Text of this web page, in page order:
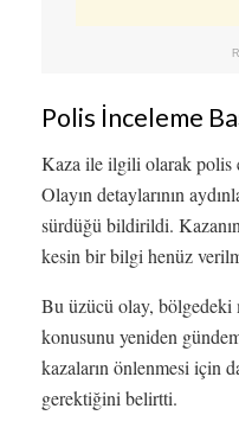
Polis İnceleme
Kaza ile ilgili olarak polis
Olayın detaylarının
sürdüğü bildirildi.
kesin bir bilgi henüz
Bu üzücü olay,
konusunu yeniden
kazaların önlenmesi için
gerektiğini belirtti.